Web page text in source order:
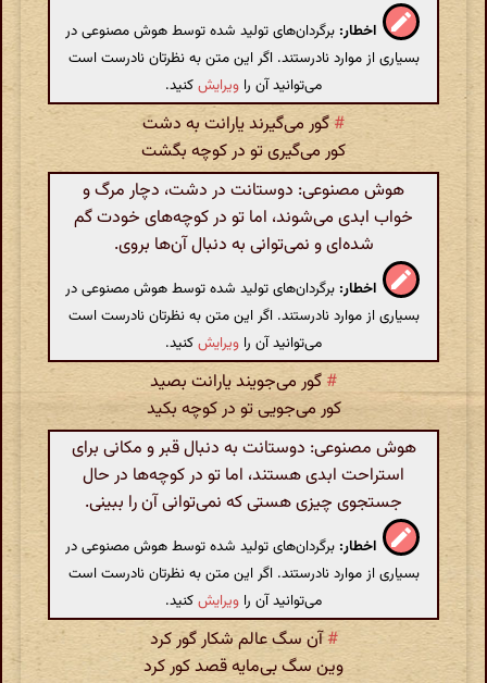
اخطار: برگردان‌های تولید شده توسط هوش مصنوعی در
بسیاری از موارد نادرستند. اگر این متن به نظرتان نادرست است
می‌توانید آن را ویرایشکنید.
# گور می‌گیرند یارانت به دشت
کور می‌گیری تو در کوچه بگشت
هوش مصنوعی: دوستانت در دشت، دچار مرگ و
خواب ابدی می‌شوند، اما تو در کوچه‌های خودت گم
شده‌ای و نمی‌توانی به دنبال آن‌ها بروی.
اخطار: برگردان‌های تولید شده توسط هوش مصنوعی در
بسیاری از موارد نادرستند. اگر این متن به نظرتان نادرست است
می‌توانید آن را ویرایشکنید.
# گور می‌جویند یارانت بصید
کور می‌جویی تو در کوچه بکید
هوش مصنوعی: دوستانت به دنبال قبر و مکانی برای
استراحت ابدی هستند، اما تو در کوچه‌ها در حال
جستجوی چیزی هستی که نمی‌توانی آن را ببینی.
اخطار: برگردان‌های تولید شده توسط هوش مصنوعی در
بسیاری از موارد نادرستند. اگر این متن به نظرتان نادرست است
می‌توانید آن را ویرایشکنید.
#آن سگ عالم شکار گور کرد
وین سگ بی‌مایه قصد کور کرد